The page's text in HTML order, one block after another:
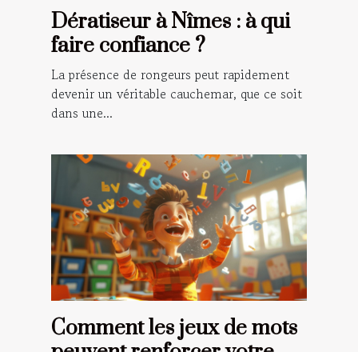
Dératiseur à Nîmes : à qui
faire confiance ?
La présence de rongeurs peut rapidement
devenir un véritable cauchemar, que ce soit
dans une...
Comment les jeux de mots